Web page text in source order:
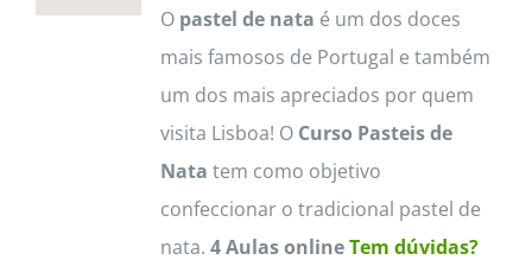
options
may
be
chosen
on
the
product
O pastel de nata é um dos doces
mais famosos de Portugal e também
um dos mais apreciados por quem
visita Lisboa! O Curso Pasteis de
Nata tem como objetivo
confeccionar o tradicional pastel de
nata. 4 Aulas onlineTem dúvidas?